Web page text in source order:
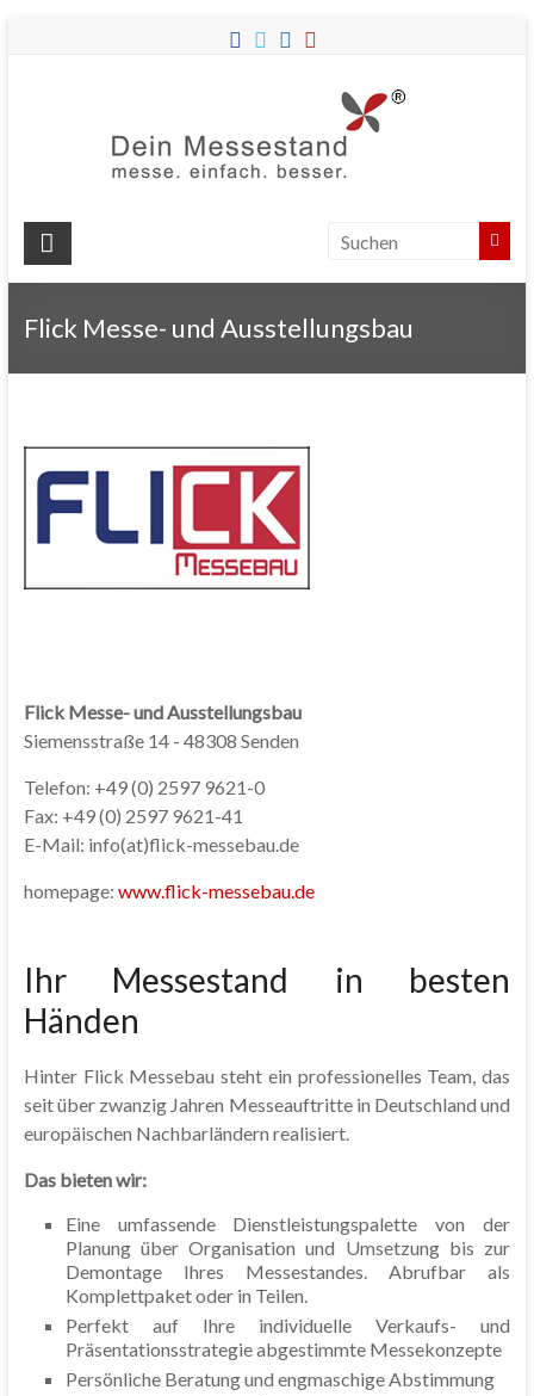
Messestände
für
Flick Messe- und Ausstellungsbau
Flick Messe- und Ausstellungsbau
Siemensstraße 14 - 48308 Senden
Telefon: +49 (0) 2597 9621-0
Fax: +49 (0) 2597 9621-41
E-Mail: info(at)flick-messebau.de
homepage: www.flick-messebau.de
Ihr Messestand in besten
Händen
Hinter Flick Messebau steht ein professionelles Team, das
seit über zwanzig Jahren Messeauftritte in Deutschland und
europäischen Nachbarländern realisiert.
Das bieten wir:
Eine umfassende Dienstleistungspalette von der
Planung über Organisation und Umsetzung bis zur
Demontage Ihres Messestandes. Abrufbar als
Komplettpaket oder in Teilen.
Perfekt auf Ihre individuelle Verkaufs- und
Präsentationsstrategie abgestimmte Messekonzepte
Persönliche Beratung und engmaschige Abstimmung